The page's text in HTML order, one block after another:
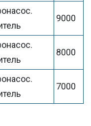
9000
8000
7000